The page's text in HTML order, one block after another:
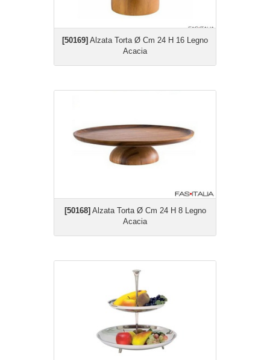
[50169] Alzata Torta Ø Cm 24 H 16 Legno
Acacia
[50168] Alzata Torta Ø Cm 24 H 8 Legno
Acacia